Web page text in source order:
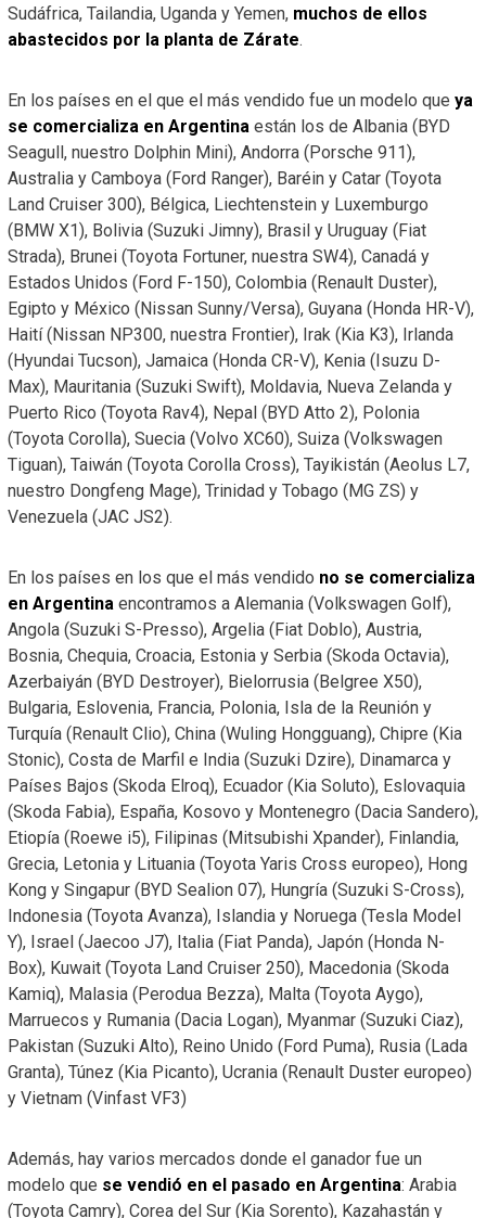
Sudáfrica, Tailandia, Uganda y Yemen, muchos de ellos
abastecidos por la planta de Zárate.
En los países en el que el más vendido fue un modelo que ya
se comercializa en Argentinaestán los de Albania (BYD
Seagull, nuestro Dolphin Mini), Andorra (Porsche 911),
Australia y Camboya (Ford Ranger), Baréin y Catar (Toyota
Land Cruiser 300), Bélgica, Liechtenstein y Luxemburgo
(BMW X1), Bolivia (Suzuki Jimny), Brasil y Uruguay (Fiat
Strada), Brunei (Toyota Fortuner, nuestra SW4), Canadá y
Estados Unidos (Ford F-150), Colombia (Renault Duster),
Egipto y México (Nissan Sunny/Versa), Guyana (Honda HR-V),
Haití (Nissan NP300, nuestra Frontier), Irak (Kia K3), Irlanda
(Hyundai Tucson), Jamaica (Honda CR-V), Kenia (Isuzu D-
Max), Mauritania (Suzuki Swift), Moldavia, Nueva Zelanda y
Puerto Rico (Toyota Rav4), Nepal (BYD Atto 2), Polonia
(Toyota Corolla), Suecia (Volvo XC60), Suiza (Volkswagen
Tiguan), Taiwán (Toyota Corolla Cross), Tayikistán (Aeolus L7,
nuestro Dongfeng Mage), Trinidad y Tobago (MG ZS) y
Venezuela (JAC JS2).
En los países en los que el más vendido no se comercializa
en Argentinaencontramos a Alemania (Volkswagen Golf),
Angola (Suzuki S-Presso), Argelia (Fiat Doblo), Austria,
Bosnia, Chequia, Croacia, Estonia y Serbia (Skoda Octavia),
Azerbaiyán (BYD Destroyer), Bielorrusia (Belgree X50),
Bulgaria, Eslovenia, Francia, Polonia, Isla de la Reunión y
Turquía (Renault Clio), China (Wuling Hongguang), Chipre (Kia
Stonic), Costa de Marfil e India (Suzuki Dzire), Dinamarca y
Países Bajos (Skoda Elroq), Ecuador (Kia Soluto), Eslovaquia
(Skoda Fabia), España, Kosovo y Montenegro (Dacia Sandero),
Etiopía (Roewe i5), Filipinas (Mitsubishi Xpander), Finlandia,
Grecia, Letonia y Lituania (Toyota Yaris Cross europeo), Hong
Kong y Singapur (BYD Sealion 07), Hungría (Suzuki S-Cross),
Indonesia (Toyota Avanza), Islandia y Noruega (Tesla Model
Y), Israel (Jaecoo J7), Italia (Fiat Panda), Japón (Honda N-
Box), Kuwait (Toyota Land Cruiser 250), Macedonia (Skoda
Kamiq), Malasia (Perodua Bezza), Malta (Toyota Aygo),
Marruecos y Rumania (Dacia Logan), Myanmar (Suzuki Ciaz),
Pakistan (Suzuki Alto), Reino Unido (Ford Puma), Rusia (Lada
Granta), Túnez (Kia Picanto), Ucrania (Renault Duster europeo)
y Vietnam (Vinfast VF3)
Además, hay varios mercados donde el ganador fue un
modelo que se vendió en el pasado en Argentina: Arabia
(Toyota Camry), Corea del Sur (Kia Sorento), Kazahastán y